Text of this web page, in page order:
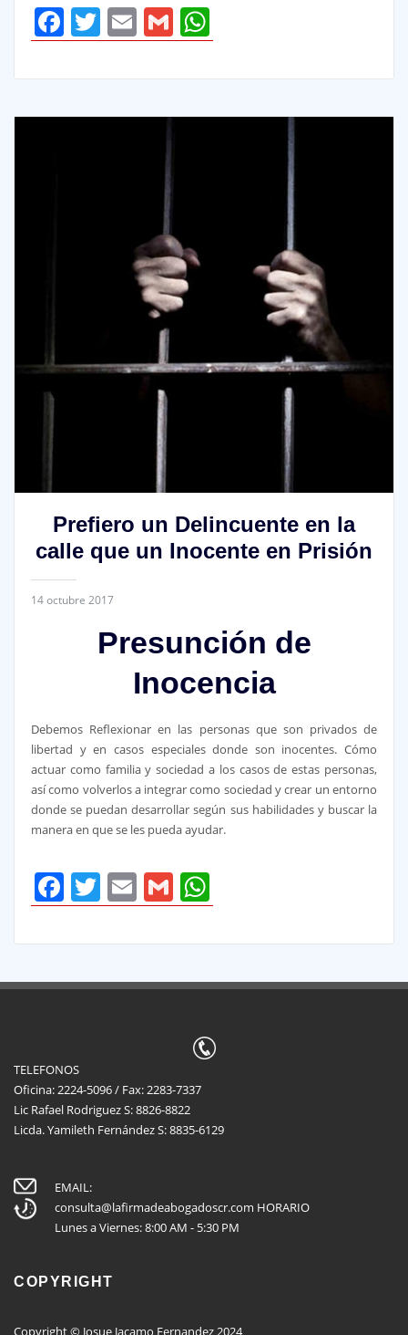
Facebook
Twitter
Email
GmailWhatsApp
Prefiero un Delincuente en la
calle que un Inocente en Prisión
14 octubre 2017
Presunción de
Inocencia
Debemos Reflexionar en las personas que son privados de
libertad y en casos especiales donde son inocentes. Cómo
actuar como familia y sociedad a los casos de estas personas,
así como volverlos a integrar como sociedad y crear un entorno
donde se puedan desarrollar según sus habilidades y buscar la
manera en que se les pueda ayudar.
Facebook
Twitter
Email
GmailWhatsApp
TELEFONOS
Oficina: 2224-5096 / Fax: 2283-7337
Lic Rafael Rodriguez S: 8826-8822
Licda. Yamileth Fernández S: 8835-6129
EMAIL:
consulta@lafirmadeabogadoscr.com HORARIO
Lunes a Viernes: 8:00 AM - 5:30 PM
COPYRIGHT